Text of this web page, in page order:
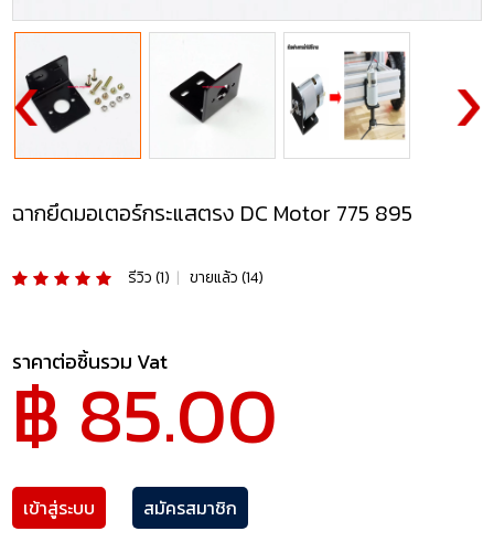
ฉากยึดมอเตอร์กระแสตรง DC Motor 775 895
รีวิว (1) | ขายแล้ว (14)
ราคาต่อชิ้นรวม Vat
฿ 85.00
เข้าสู่ระบบ
สมัครสมาชิก